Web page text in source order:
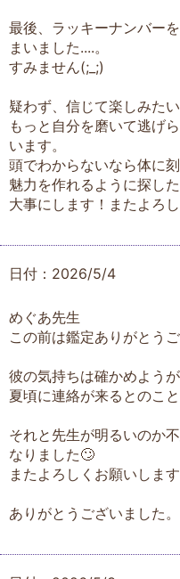
最後、ラッキーナンバー
まいました....。
すみません(;_;)
疑わず、信じて楽しみたい
もっと自分を磨いて逃げ
います。
頭でわからないなら体に
魅力を作れるように探した
大事にします！またよろ
日付：2026/5/4
めぐあ先生
この前は鑑定ありがとう
彼の気持ちは確かめよう
夏頃に連絡が来るとのこ
それと先生が明るいのか
なりました🙄
またよろしくお願いします
ありがとうございました。